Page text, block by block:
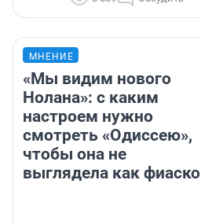
МНЕНИЕ
«Мы видим нового
Нолана»: с каким
настроем нужно
смотреть «Одиссею»,
чтобы она не
выглядела как фиаско